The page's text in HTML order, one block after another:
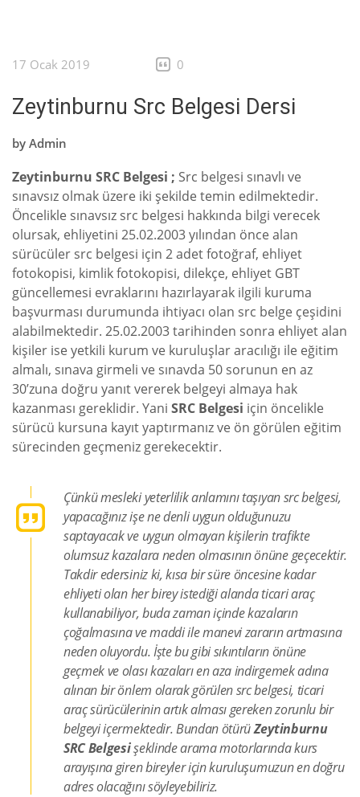
17 Ocak 2019 0
Zeytinburnu Src Belgesi Dersi
by Admin
Zeytinburnu SRC Belgesi ; Src belgesi sınavlı ve
sınavsız olmak üzere iki şekilde temin edilmektedir.
Öncelikle sınavsız src belgesi hakkında bilgi verecek
olursak, ehliyetini 25.02.2003 yılından önce alan
sürücüler src belgesi için 2 adet fotoğraf, ehliyet
fotokopisi, kimlik fotokopisi, dilekçe, ehliyet GBT
güncellemesi evraklarını hazırlayarak ilgili kuruma
başvurması durumunda ihtiyacı olan src belge çeşidini
alabilmektedir. 25.02.2003 tarihinden sonra ehliyet alan
kişiler ise yetkili kurum ve kuruluşlar aracılığı ile eğitim
almalı, sınava girmeli ve sınavda 50 sorunun en az
30’zuna doğru yanıt vererek belgeyi almaya hak
kazanması gereklidir. Yani SRC Belgesi için öncelikle
sürücü kursuna kayıt yaptırmanız ve ön görülen eğitim
sürecinden geçmeniz gerekecektir.
Çünkü mesleki yeterlilik anlamını taşıyan src belgesi,
yapacağınız işe ne denli uygun olduğunuzu
saptayacak ve uygun olmayan kişilerin trafikte
olumsuz kazalara neden olmasının önüne geçecektir.
Takdir edersiniz ki, kısa bir süre öncesine kadar
ehliyeti olan her birey istediği alanda ticari araç
kullanabiliyor, buda zaman içinde kazaların
çoğalmasına ve maddi ile manevi zararın artmasına
neden oluyordu. İşte bu gibi sıkıntıların önüne
geçmek ve olası kazaları en aza indirgemek adına
alınan bir önlem olarak görülen src belgesi, ticari
araç sürücülerinin artık alması gereken zorunlu bir
belgeyi içermektedir. Bundan ötürüZeytinburnu
SRC Belgesişeklinde arama motorlarında kurs
arayışına giren bireyler için kuruluşumuzun en doğru
adres olacağını söyleyebiliriz.